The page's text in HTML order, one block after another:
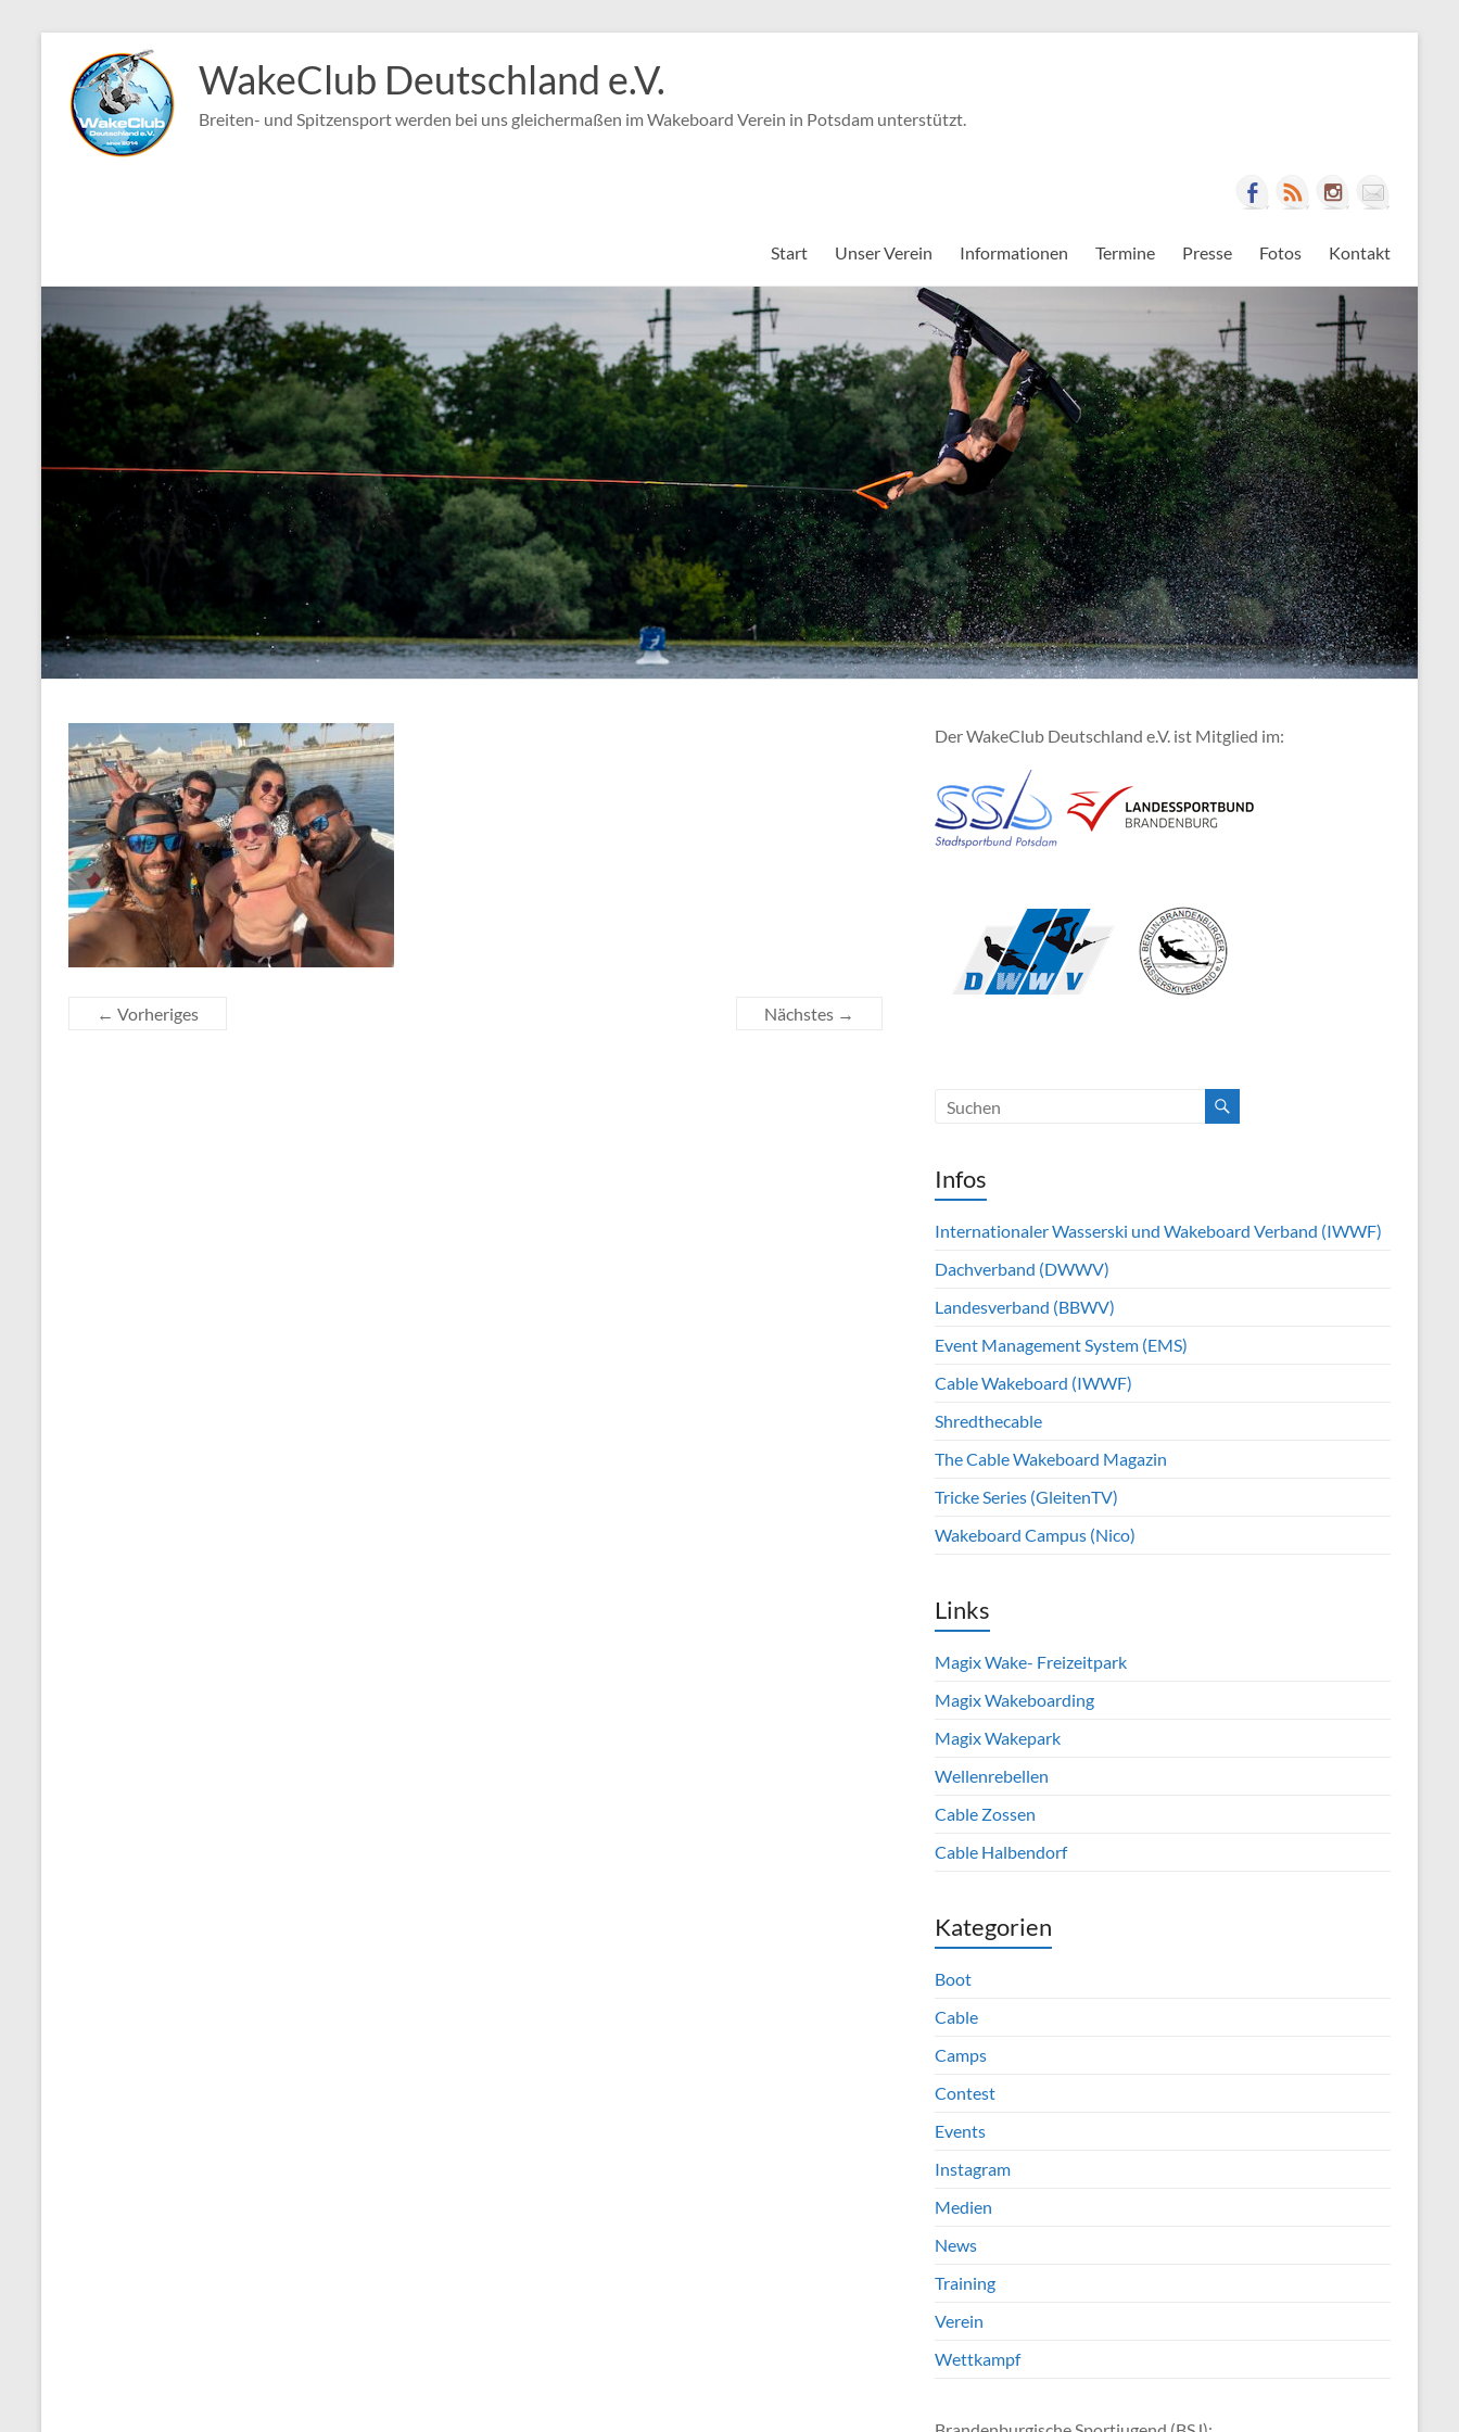
springen
WakeClub Deutschland e.V.
Breiten- und Spitzensport werden bei uns gleichermaßen im Wakeboard Verein in Potsdam unterstützt.
Start Unser Verein Informationen Termine Presse Fotos Kontakt
← Vorheriges Nächstes →
Der WakeClub Deutschland e.V. ist Mitglied im:
Infos
Internationaler Wasserski und Wakeboard Verband (IWWF)
Dachverband (DWWV)
Landesverband (BBWV)
Event Management System (EMS)
Cable Wakeboard (IWWF)
Shredthecable
The Cable Wakeboard Magazin
Tricke Series (GleitenTV)
Wakeboard Campus (Nico)
Links
Magix Wake- Freizeitpark
Magix Wakeboarding
Magix Wakepark
Wellenrebellen
Cable Zossen
Cable Halbendorf
Kategorien
Boot
Cable
Camps
Contest
Events
Instagram
Medien
News
Training
Verein
Wettkampf